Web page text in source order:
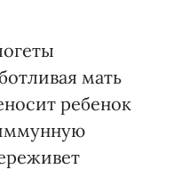
мать
ребенок